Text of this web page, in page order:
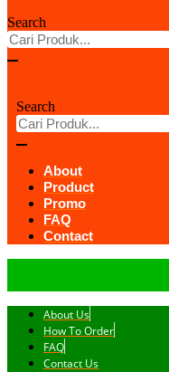
Search
Search
About
Product
Promo
FAQ
Contact
About Us
How To Order
FAQ
Contact Us